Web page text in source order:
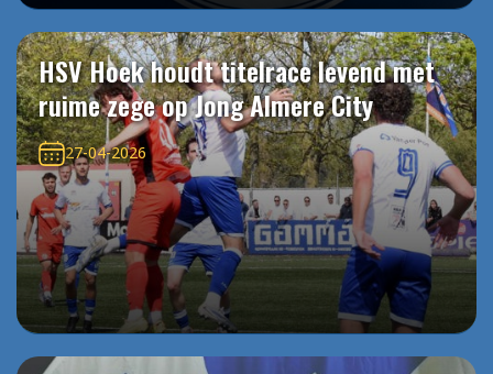
HSV Hoek houdt titelrace levend met
ruime zege op Jong Almere City
27-04-2026